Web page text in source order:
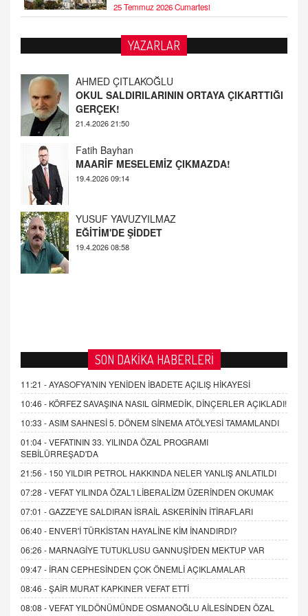
25 Temmuz 2026 Cumartesi
YAZARLAR
AHMED ÇITLAKOĞLU
OKUL SALDIRILARININ ORTAYA ÇIKARTTIĞI
21.4.2026 21:50
Fatih Bayhan
MAARİF MESELEMİZ ÇIKMAZDA!
YUSUF YAVUZYILMAZ
SON DAKİKA HABERLERİ
11:21 -AYASOFYA'NIN YENİDEN İBADETE AÇILIŞ HİKAYESİ
10:46 - KÖRFEZ SAVAŞINA NASIL GİRMEDİK, DİNÇERLER AÇIKLADI!
10:33 -ASIM SAHNESİ 5. DÖNEM SİNEMA ATÖLYESİ TAMAMLANDI
01:04 -VEFATININ 33. YILINDA ÖZAL PROGRAMI
SEBİLÜRREŞAD'DA
21:56 - 150 YILDIR PETROL HAKKINDA NELER YANLIŞ ANLATILDI
07:28 -VEFAT YILINDA ÖZAL'I LİBERALİZM ÜZERİNDEN OKUMAK
07:01 -GAZZE'YE SALDIRAN İSRAİL ASKERİNİN İTİRAFLARI
06:40 - ENVER'İ TÜRKİSTAN HAYALİNE KİM İNANDIRDI?
06:26 - MARNAGİYE TUTUKLUSU GANNUŞİ'DEN MEKTUP VAR
09:47 - İRAN CEPHESİNDEN ÇOK ÖNEMLİ AÇIKLAMALAR
08:46 -ŞAİR MURAT KAPKINER VEFAT ETTİ
08:08 -VEFAT YILDÖNÜMÜNDE OSMANOĞLU AİLESİNDEN ÖZAL